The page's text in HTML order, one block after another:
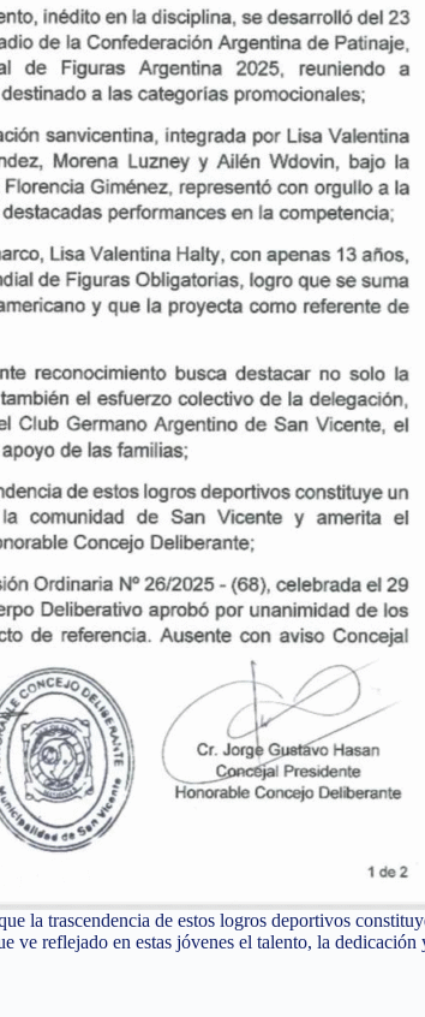
la trascendencia de estos logros deportivos
ve reflejado en estas jóvenes el talento, la dedicación